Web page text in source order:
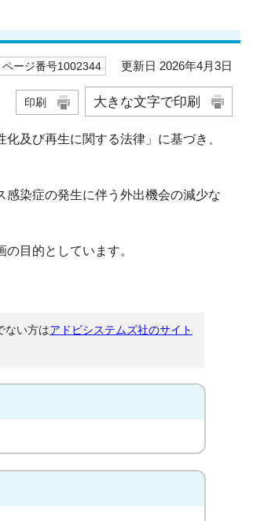
ページ番号1002344 更新日 2026年4月3日
印刷 大きな文字で印刷
及び再生に関する法律」に基づき、
染症の発生に伴う外出機会の減少な
目的としています。
ない方はアドビシステムズ社のサイト